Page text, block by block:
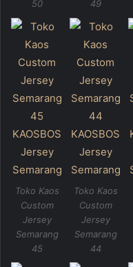
50
49
Toko Kaos
Custom
Jersey
Semarang
45
Toko Kaos
Custom
Jersey
Semarang
44